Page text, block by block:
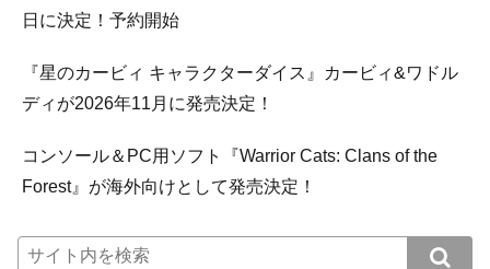
日に決定！予約開始
『星のカービィ キャラクターダイス』カービィ&ワドル
ディが2026年11月に発売決定！
コンソール＆PC用ソフト『Warrior Cats: Clans of the
Forest』が海外向けとして発売決定！